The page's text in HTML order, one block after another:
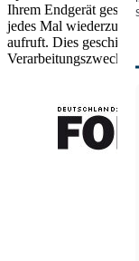
Ihrem Endgerät
jedes Mal
aufruft. Dies geschieht
Verarbeitungszwecke.
FONDS